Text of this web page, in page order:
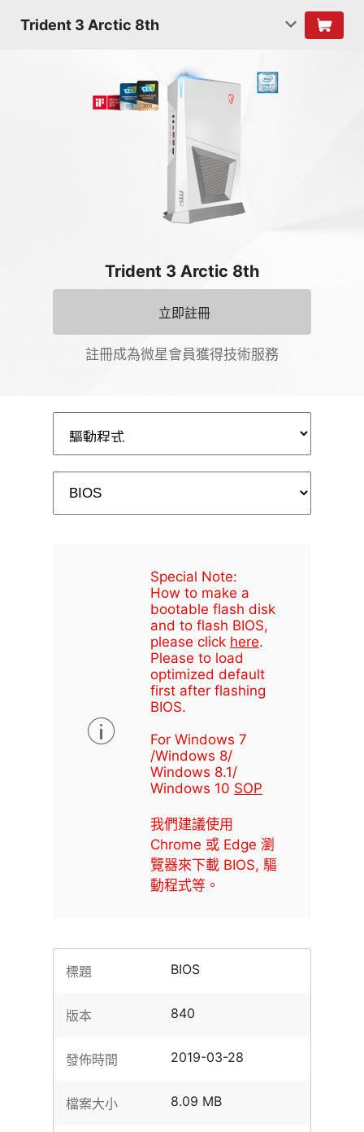
Trident 3 Arctic 8th
Trident 3 Arctic 8th
立即註冊
註冊成為微星會員獲得技術服務
Special Note:
How to make a
bootable flash disk
and to flash BIOS,
please click here.
Please to load
optimized default
first after flashing
BIOS.
For Windows 7
/Windows 8/
Windows 8.1/
Windows 10 SOP
我們建議使用
Chrome 或 Edge 瀏
覽器來下載 BIOS, 驅
動程式等。
標題 BIOS
版本 840
發佈時間 2019-03-28
檔案大小 8.09 MB